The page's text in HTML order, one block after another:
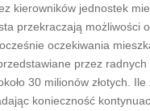
kierowników jednostek
przekraczają możliwości
oczekiwania
przez radnych
30 milionów złotych.
konieczność